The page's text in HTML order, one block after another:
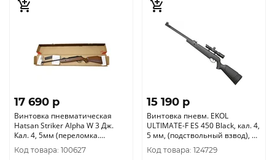
17 690 p
Винтовка пневматическая
Hatsan Striker Alpha W 3 Дж.
Кал. 4, 5мм (переломка.
Дерево)
Код товара: 100627
15 190 p
Винтовка пневм. EKOL
ULTIMATE-F ES 450 Black, кал. 4,
5 мм, (подствольный взвод), 3
Дж
Код товара: 124729